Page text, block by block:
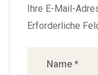
Ihre E-Mail-
Erforderliche